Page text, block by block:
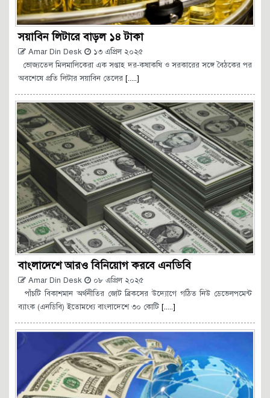
সয়াবিন লিটারে বাড়ল ১৪ টাকা
Amar Din Desk
১৩ এপ্রিল ২০২৫
ভোজ্যতেল মিলমালিকেরা এক সপ্তাহ দর-কষাকষি ও সরকারের সঙ্গে বৈঠকের পর
অবশেষে প্রতি লিটার সয়াবিন তেলের [.....]
বাংলাদেশে আরও বিনিয়োগ করবে এনডিবি
Amar Din Desk
০৮ এপ্রিল ২০২৫
পাঁচটি বিকাশমান অর্থনীতির জোট ব্রিকসের উদ্যোগে গঠিত নিউ ডেভেলপমেন্ট
ব্যাংক (এনডিবি) ইতোমধ্যে বাংলাদেশে ৩০ কোটি[.....]